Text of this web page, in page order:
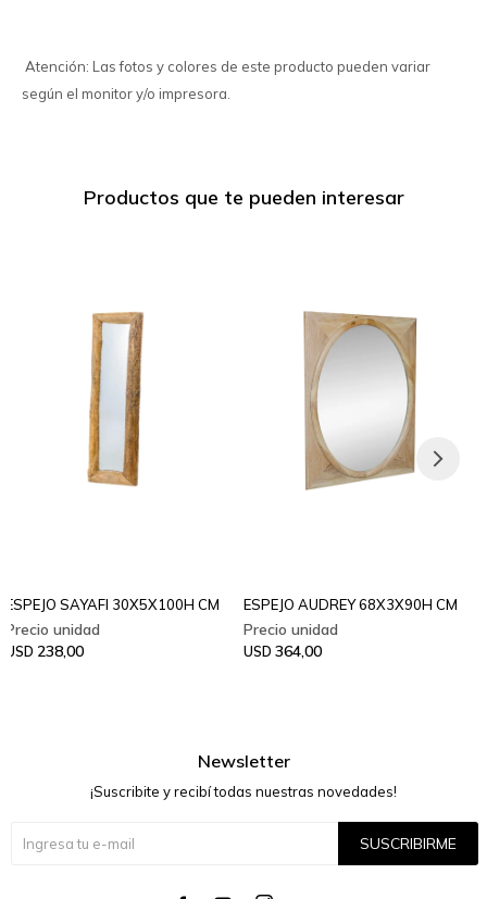
Atención: Las fotos y colores de este producto pueden variar
según el monitor y/o impresora.
Productos que te pueden interesar
ESPEJO SAYAFI 30X5X100H CM
USD 238,00
ESPEJO AUDREY 68X3X90H CM
USD 364,00
Newsletter
¡Suscribite y recibí todas nuestras novedades!
SUSCRIBIRME